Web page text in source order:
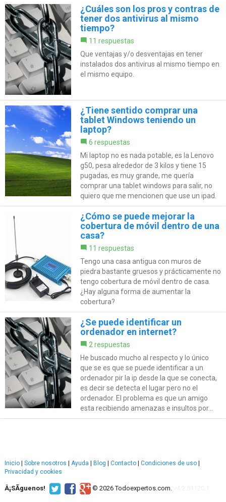
¿Cuáles son los pros y contras de
tener dos antivirus al mismo
tiempo?
11 respuestas
Que ventajas y/o desventajas en tener
instalados dos antivirus al mismo tiempo en
el mismo equipo.
¿Tiene sentido comprar una
tablet Windows teniendo un
laptop?
6 respuestas
Mi laptop no es nada potable, es la Lenovo
g50, pesa alrededor de 3 kilos y tiene 15
pugadas, es muy grande, me quería
comprar una tablet windows para salir, no
quiero que me mencionen que use un ipad.
¿Cómo se puede mejorar la
cobertura de móvil dentro de una
casa?
11 respuestas
Tengo una casa antigua con muros de
piedra bastante gruesos y prácticamente no
tengo cobertura de móvil dentro de casa.
¿Hay alguna forma de aumentar la
cobertura?
¿Se puede identificar un
ordenador en internet?
2 respuestas
He buscado mucho al respecto y lo único
que se es que se puede identificar a un
ordenador pir la ip desde la que se conecta,
es decir se detecta el lugar pero no el
ordenador. El problema es que un amigo
esta recibiendo amenazas e insultos por...
Inicio | Sobre nosotros | Ayuda | Blog | Contacto | Condiciones de uso |
Privacidad y cookies
Â¡SÃ­guenos! © 2026 Todoexpertos.com.